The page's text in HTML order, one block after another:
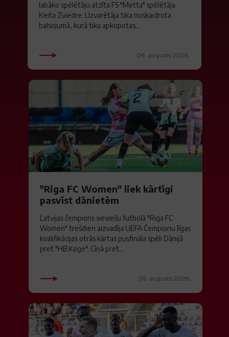
labāko spēlētāju atzīta FS "Metta" spēlētāja
Keita Zviedre. Uzvarētāja tika noskaidrota
balsojumā, kurā tika apkopotas...
06. augusts 2026.
"Riga FC Women" liek kārtīgi
pasvīst dānietēm
Latvijas čempions sieviešu futbolā "Riga FC
Women" trešdien aizvadīja UEFA Čempionu līgas
kvalifikācijas otrās kārtas pusfināla spēli Dānijā
pret "HB Køge". Cīņā pret...
05. augusts 2026.